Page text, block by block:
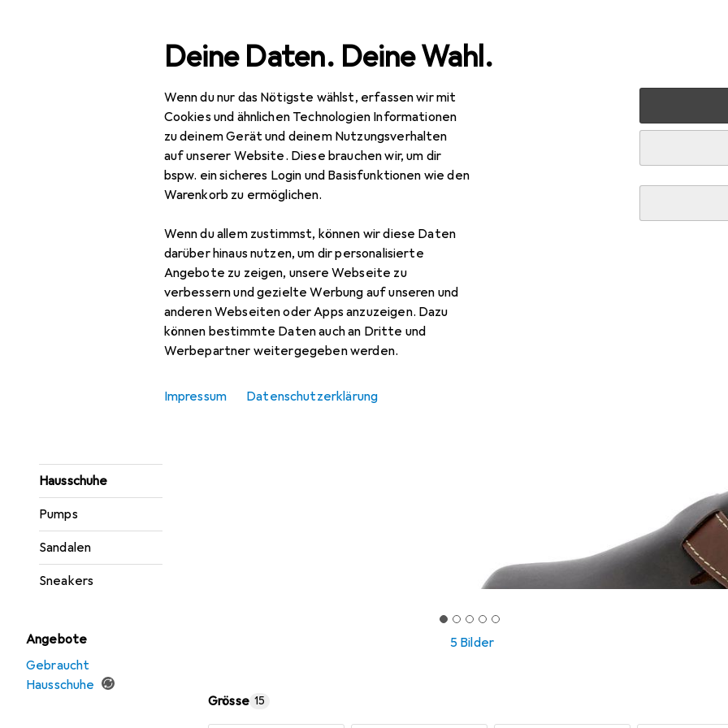
Deine Daten. Deine Wahl.
Wenn du nur das Nötigste wählst, erfassen wir mit
Cookies und ähnlichen Technologien Informationen
zu deinem Gerät und deinem Nutzungsverhalten
auf unserer Website. Diese brauchen wir, um dir
bspw. ein sicheres Login und Basisfunktionen wie den
Warenkorb zu ermöglichen.
Wenn du allem zustimmst, können wir diese Daten
darüber hinaus nutzen, um dir personalisierte
Angebote zu zeigen, unsere Webseite zu
verbessern und gezielte Werbung auf unseren und
anderen Webseiten oder Apps anzuzeigen. Dazu
können bestimmte Daten auch an Dritte und
Werbepartner weitergegeben werden.
Impressum Datenschutzerklärung
Navigation nach Kategorien
Hausschuhe
Pumps
Sandalen
Sneakers
Angebote
Gebraucht
Hausschuhe
Gesamtsortiment Mode Alles in Mode Lico Bioline
5 Bilder
Grösse 15